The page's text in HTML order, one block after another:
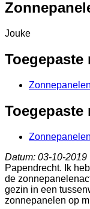
Jouke
Toegepaste
Zonnepanelen
Toegepaste
Zonnepanelen
Datum: 03-10-2019
Papendrecht. Ik
de
gezin in een
zonnepanelen op